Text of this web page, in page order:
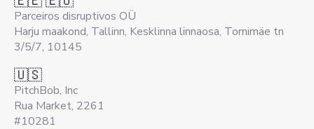
Parceiros disruptivos OÜ
Harju maakond, Tallinn, Kesklinna linnaosa, Tornimäe tn
3/5/7, 10145
🇺🇸
PitchBob, Inc
Rua Market, 2261
#10281